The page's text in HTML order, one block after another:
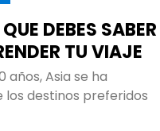
DEBES SABER
TU VIAJE
años, Asia se ha
destinos preferidos